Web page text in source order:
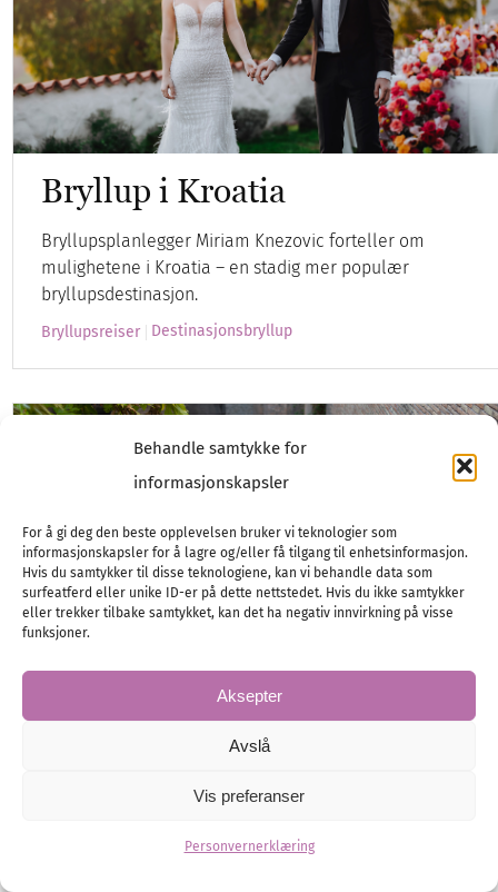
Behandle samtykke for
informasjonskapsler
For å gi deg den beste opplevelsen bruker vi teknologier som
informasjonskapsler for å lagre og/eller få tilgang til enhetsinformasjon.
Hvis du samtykker til disse teknologiene, kan vi behandle data som
surfeatferd eller unike ID-er på dette nettstedet. Hvis du ikke samtykker
eller trekker tilbake samtykket, kan det ha negativ innvirkning på visse
funksjoner.
Aksepter
Avslå
Vis preferanser
Personvernerklæring
Bryllup i Kroatia
Bryllupsplanlegger Miriam Knezovic forteller om
mulighetene i Kroatia – en stadig mer populær
bryllupsdestinasjon.
Bryllupsreiser Destinasjonsbryllup
skapte Siw og Andreas sitt drømmebryllup.